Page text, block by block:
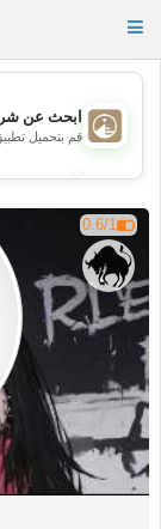
Toggle
ابحث عن
قم بتحميل
0.6/1